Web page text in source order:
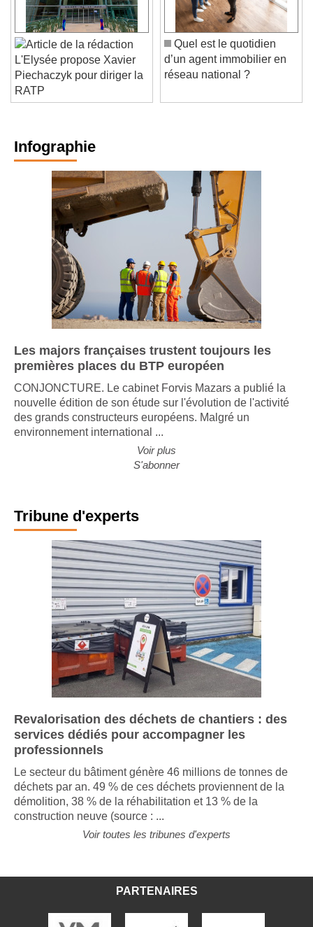
L'Elysée propose Xavier
Piechaczyk pour diriger la
RATP
Quel est le quotidien
d’un agent immobilier en
Infographie
Les majors françaises trustent toujours les
premières places du BTP européen
CONJONCTURE. Le cabinet Forvis Mazars a publié la
nouvelle édition de son étude sur l'évolution de l'activité
des grands constructeurs européens. Malgré un
Voir plus
Tribune d'experts
Revalorisation des déchets de chantiers : des
services dédiés pour accompagner les
professionnels
Le secteur du bâtiment génère 46 millions de tonnes de
déchets par an. 49 % de ces déchets proviennent de la
démolition, 38 % de la réhabilitation et 13 % de la